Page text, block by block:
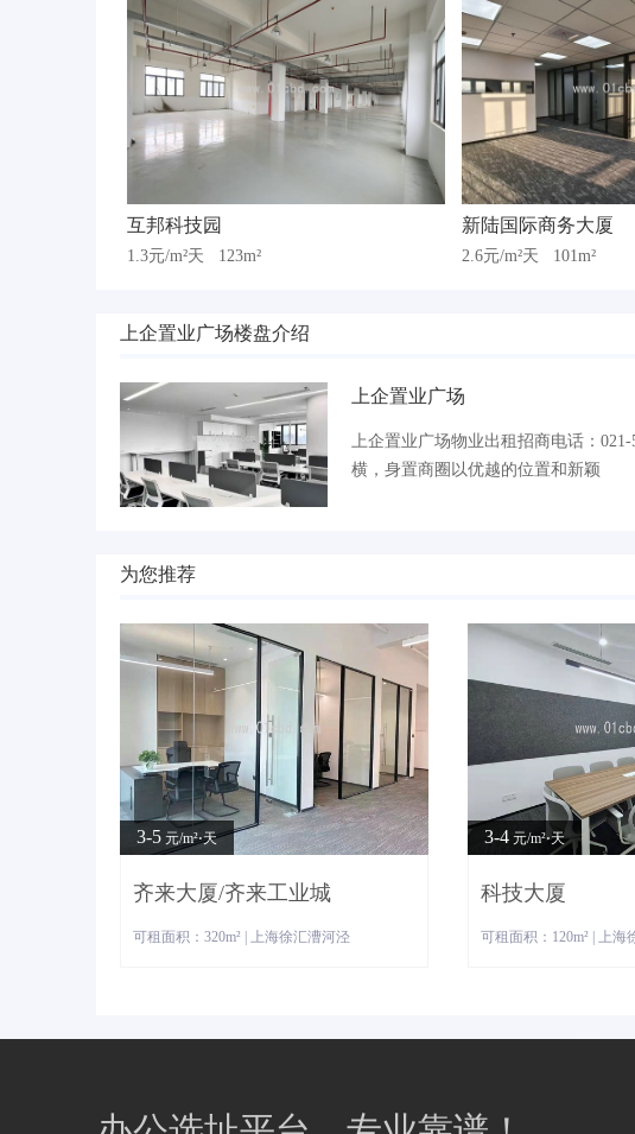
互邦科技园
1.3元/m²天 123m²
新陆国际商务大厦
2.6元/m²天 101m²
上企置业广场楼盘介绍
上企置业广场
上企置业广场物业出租招商电话：
横，身置商圈以优越的位置和新颖
为您推荐
3-5 元/m²⋅天
齐来大厦/齐来工业城
可租面积：320m² | 上海徐汇漕河泾
3-4 元/m²⋅天
科技大厦
可租面积：120m² | 上海